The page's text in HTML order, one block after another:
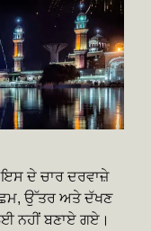
ਇਸ ਦੇ ਚਾਰ ਦਰਵਾਜ਼ੇ
ਉੱਤਰ ਅਤੇ ਦੱਖਣ
ਨਹੀਂ ਬਣਾਏ ਗਏ।